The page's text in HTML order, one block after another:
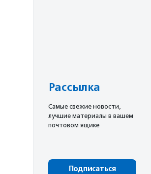
Рассылка
Cамые свежие новости,
лучшие материалы в вашем
почтовом ящике
Подписаться